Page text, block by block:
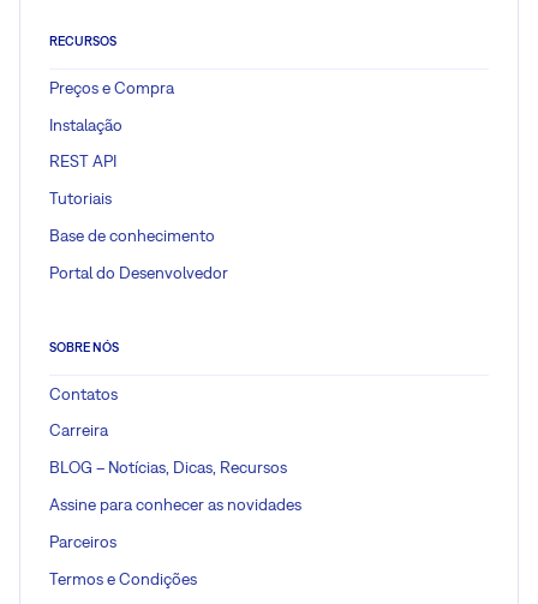
RECURSOS
Preços e Compra
Instalação
REST API
Tutoriais
Base de conhecimento
Portal do Desenvolvedor
SOBRE NÓS
Contatos
Carreira
BLOG – Notícias, Dicas, Recursos
Assine para conhecer as novidades
Parceiros
Termos e Condições